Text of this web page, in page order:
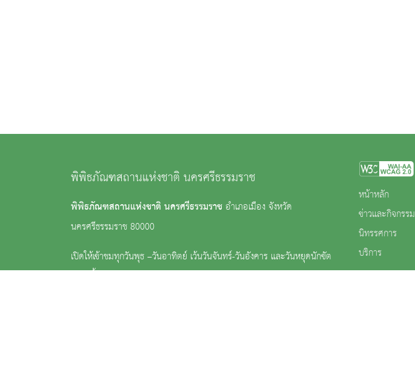
พิพิธภัณฑสถานแห่งชาติ นครศรีธรรมราช
พิพิธภัณฑสถานแห่งชาติ นครศรีธรรมราชอำเภอเมือง จังหวัด
นครศรีธรรมราช 80000
เปิดให้เข้าชมทุกวันพุธ –วันอาทิตย์ เว้นวันจันทร์-วันอังคาร และวันหยุดนักขัต
หน้าหลัก
ข่าวและกิจกรรม
นิทรรศการ
บริการ